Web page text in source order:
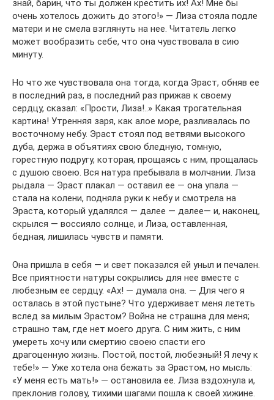
знай, барин, что ты должен крестить их! Ах! Мне бы
очень хотелось дожить до этого!» — Лиза стояла подле
матери и не смела взглянуть на нее. Читатель легко
может вообразить себе, что она чувствовала в сию
минуту.
Но что же чувствовала она тогда, когда Эраст, обняв ее
в последний раз, в последний раз прижав к своему
сердцу, сказал: «Прости, Лиза!..» Какая трогательная
картина! Утренняя заря, как алое море, разливалась по
восточному небу. Эраст стоял под ветвями высокого
дуба, держа в объятиях свою бледную, томную,
горестную подругу, которая, прощаясь с ним, прощалась
с душою своею. Вся натура пребывала в молчании. Лиза
рыдала — Эраст плакал — оставил ее — она упала —
стала на колени, подняла руки к небу и смотрела на
Эраста, который удалялся — далее — далее— и, наконец,
скрылся — воссияло солнце, и Лиза, оставленная,
бедная, лишилась чувств и памяти.
Она пришла в себя — и свет показался ей уныл и печален.
Все приятности натуры сокрылись для нее вместе с
любезным ее сердцу. «Ах! — думала она. — Для чего я
осталась в этой пустыне? Что удерживает меня лететь
вслед за милым Эрастом? Война не страшна для меня;
страшно там, где нет моего друга. С ним жить, с ним
умереть хочу или смертию своею спасти его
драгоценную жизнь. Постой, постой, любезный! Я лечу к
тебе!» — Уже хотела она бежать за Эрастом, но мысль:
«У меня есть мать!» — остановила ее. Лиза вздохнула и,
преклонив голову, тихими шагами пошла к своей хижине.